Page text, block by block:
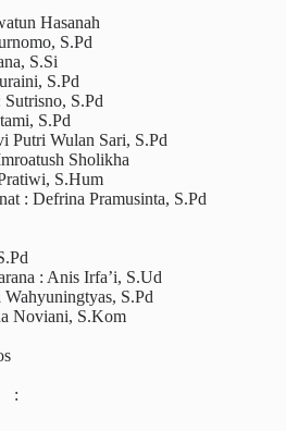
Hasanah
S.Pd
S.Si
S.Pd
S.Pd
S.Pd
Putri Wulan Sari, S.Pd
Sholikha
S.Hum
: Defrina Pramusinta, S.Pd
: Anis Irfa’i, S.Ud
S.Pd
Noviani, S.Kom
: